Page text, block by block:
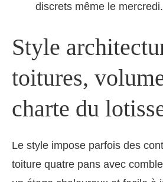
discrets même le mercredi.
Style
toitures,
charte du
Le style impose parfois des
toiture quatre pans avec